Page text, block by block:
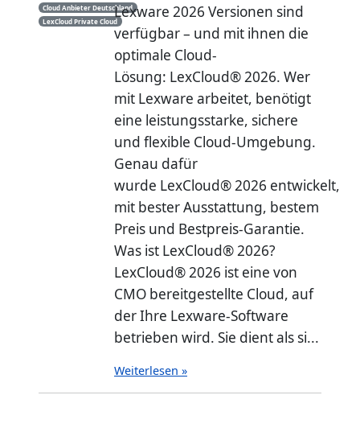
Cloud Anbieter Deutschland
LexCloud Private Cloud
Lexware 2026 Versionen sind
verfügbar – und mit ihnen die
optimale Cloud-
Lösung: LexCloud® 2026. Wer
mit Lexware arbeitet, benötigt
eine leistungsstarke, sichere
und flexible Cloud-Umgebung.
Genau dafür
wurde LexCloud® 2026 entwickelt,
mit bester Ausstattung, bestem
Preis und Bestpreis-Garantie.
Was ist LexCloud® 2026?
LexCloud® 2026 ist eine von
CMO bereitgestellte Cloud, auf
der Ihre Lexware-Software
betrieben wird. Sie dient als si...
Weiterlesen »